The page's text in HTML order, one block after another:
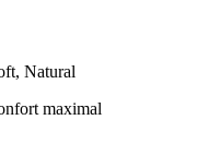
Natural
maximal